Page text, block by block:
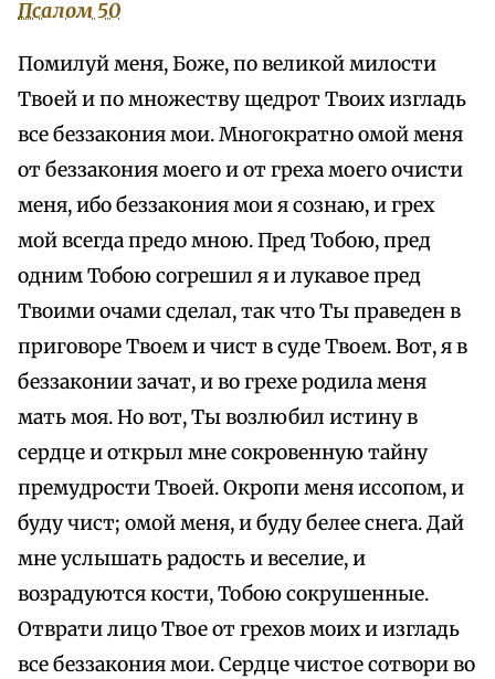
Псалом 50
Помилуй меня, Боже, по великой милости
Твоей и по множеству щедрот Твоих изгладь
все беззакония мои. Многократно омой меня
от беззакония моего и от греха моего очисти
меня, ибо беззакония мои я сознаю, и грех
мой всегда предо мною. Пред Тобою, пред
одним Тобою согрешил я и лукавое пред
Твоими очами сделал, так что Ты праведен в
приговоре Твоем и чист в суде Твоем. Вот, я в
беззаконии зачат, и во грехе родила меня
мать моя. Но вот, Ты возлюбил истину в
сердце и открыл мне сокровенную тайну
премудрости Твоей. Окропи меня иссопом, и
буду чист; омой меня, и буду белее снега. Дай
мне услышать радость и веселие, и
возрадуются кости, Тобою сокрушенные.
Отврати лицо Твое от грехов моих и изгладь
все беззакония мои. Сердце чистое сотвори во